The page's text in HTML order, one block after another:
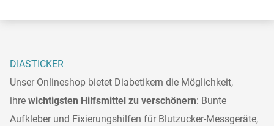
DIASTICKER
Unser Onlineshop bietet Diabetikern die Möglichkeit,
ihre wichtigsten Hilfsmittel zu verschönern: Bunte
Aufkleber und Fixierungshilfen für Blutzucker-Messgeräte,